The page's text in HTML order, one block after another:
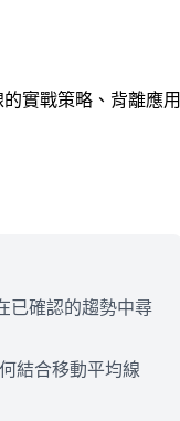
實戰策略、背離應用
已確認的趨勢中尋
結合移動平均線